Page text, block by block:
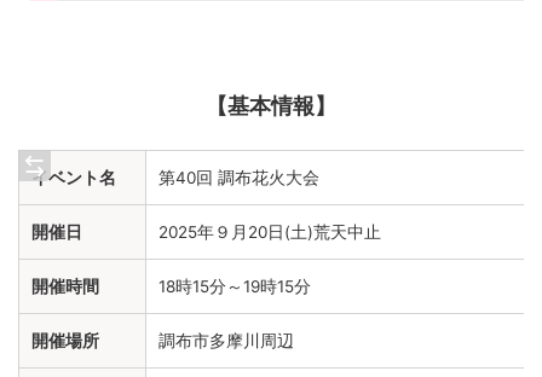
【基本情報】
イベント名 第40回 調布花火大会
開催日 2025年９月20日(土)荒天中止
開催時間 18時15分～19時15分
開催場所 調布市多摩川周辺